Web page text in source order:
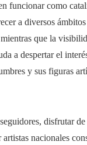
funcionar como
a diversos
que la
a despertar el
y sus figuras
disfrutar de
nacionales